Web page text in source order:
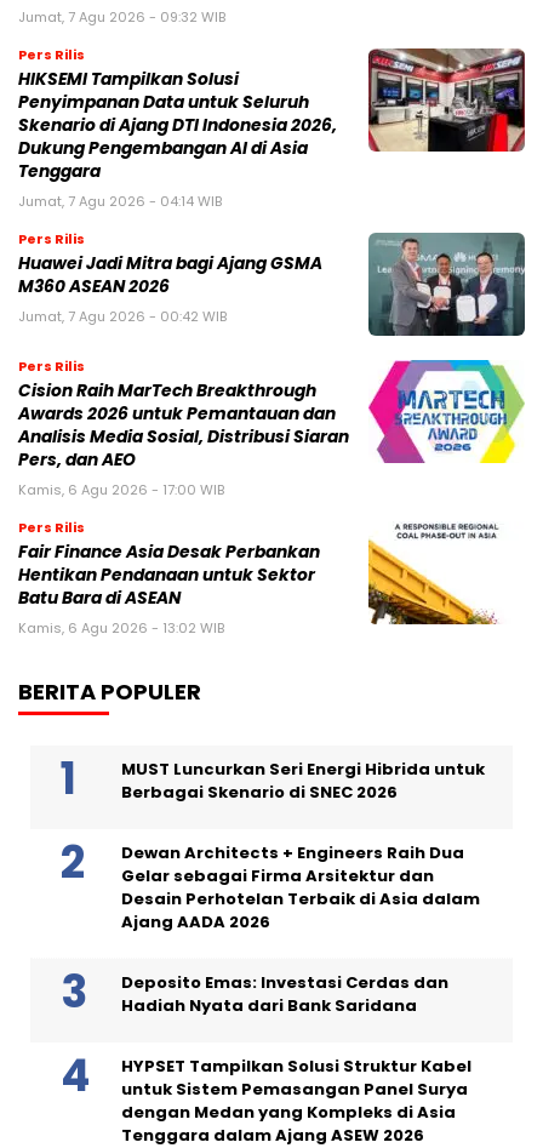
Jumat, 7 Agu 2026 - 09:32 WIB
Pers Rilis
HIKSEMI Tampilkan Solusi
Penyimpanan Data untuk Seluruh
Skenario di Ajang DTI Indonesia 2026,
Dukung Pengembangan AI di Asia
Tenggara
Jumat, 7 Agu 2026 - 04:14 WIB
Pers Rilis
Huawei Jadi Mitra bagi Ajang GSMA
M360 ASEAN 2026
Jumat, 7 Agu 2026 - 00:42 WIB
Pers Rilis
Cision Raih MarTech Breakthrough
Awards 2026 untuk Pemantauan dan
Analisis Media Sosial, Distribusi Siaran
Pers, dan AEO
Kamis, 6 Agu 2026 - 17:00 WIB
Pers Rilis
Fair Finance Asia Desak Perbankan
Hentikan Pendanaan untuk Sektor
Batu Bara di ASEAN
Kamis, 6 Agu 2026 - 13:02 WIB
BERITA POPULER
MUST Luncurkan Seri Energi Hibrida untuk
Berbagai Skenario di SNEC 2026
Dewan Architects + Engineers Raih Dua
Gelar sebagai Firma Arsitektur dan
Desain Perhotelan Terbaik di Asia dalam
Ajang AADA 2026
Deposito Emas: Investasi Cerdas dan
Hadiah Nyata dari Bank Saridana
HYPSET Tampilkan Solusi Struktur Kabel
untuk Sistem Pemasangan Panel Surya
dengan Medan yang Kompleks di Asia
Tenggara dalam Ajang ASEW 2026